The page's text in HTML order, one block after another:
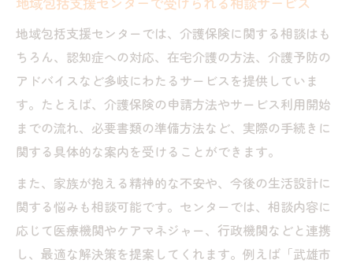
地域包括支援センターでは、介護保険に関する相談はも
ちろん、認知症への対応、在宅介護の方法、介護予防の
アドバイスなど多岐にわたるサービスを提供していま
す。たとえば、介護保険の申請方法やサービス利用開始
までの流れ、必要書類の準備方法など、実際の手続きに
関する具体的な案内を受けることができます。
また、家族が抱える精神的な不安や、今後の生活設計に
関する悩みも相談可能です。センターでは、相談内容に
応じて医療機関やケアマネジャー、行政機関などと連携
し、最適な解決策を提案してくれます。例えば「武雄市